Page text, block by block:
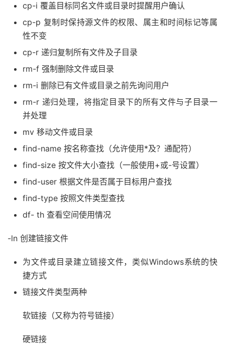
cp-i 覆盖目标同名文件或目录时提醒用户确认
cp-p 复制时保持源文件的权限、属主和时间标记等属
性不变
cp-r 递归复制所有文件及子目录
rm-f 强制删除文件或目录
rm-i 删除已有文件或目录之前先询问用户
rm-r 递归处理，将指定目录下的所有文件与子目录一
并处理
mv 移动文件或目录
find-name 按名称查找（允许使用*及？通配符）
find-size 按文件大小查找（一般使用+或-号设置）
find-user 根据文件是否属于目标用户查找
find-type 按照文件类型查找
df- th 查看空间使用情况
-ln 创建链接文件
为文件或目录建立链接文件，类似Windows系统的快
捷方式
链接文件类型两种
软链接（又称为符号链接）
硬链接